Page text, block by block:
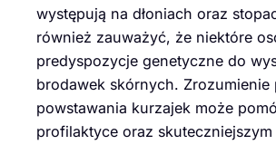
występują na dłoniach oraz
również zauważyć, że niektóre
predyspozycje genetyczne do
brodawek skórnych. Zrozumienie
powstawania kurzajek może
profilaktyce oraz